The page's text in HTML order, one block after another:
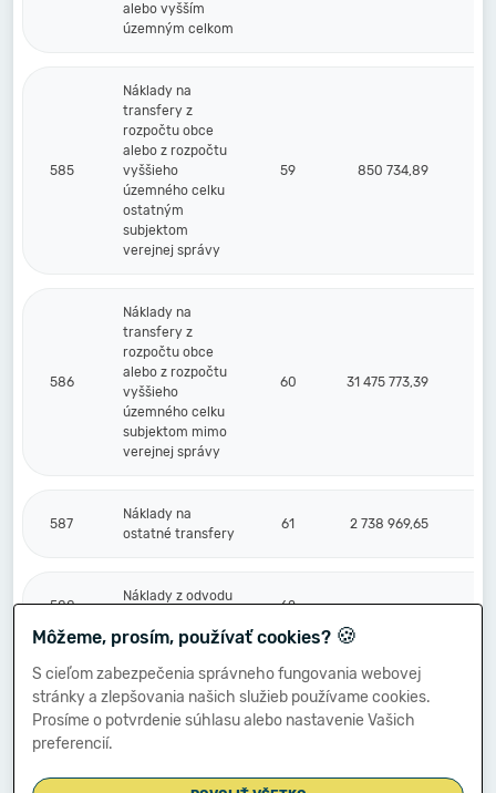
alebo vyšším
územným celkom
585
Náklady na
transfery z
rozpočtu obce
alebo z rozpočtu
vyššieho
územného celku
ostatným
subjektom
verejnej správy
59 850 734,89
586
Náklady na
transfery z
rozpočtu obce
alebo z rozpočtu
vyššieho
územného celku
subjektom mimo
verejnej správy
60 31 475 773,39
587
Náklady na
ostatné transfery
61 2 738 969,65
588
Náklady z odvodu
62
589
Náklady z
budúceho odvodu
príjmov
63
Účtové skupiny
Môžeme, prosím, používať cookies? 🍪
S cieľom zabezpečenia správneho fungovania webovej
stránky a zlepšovania našich služieb používame cookies.
Prosíme o potvrdenie súhlasu alebo nastavenie Vašich
preferencií.